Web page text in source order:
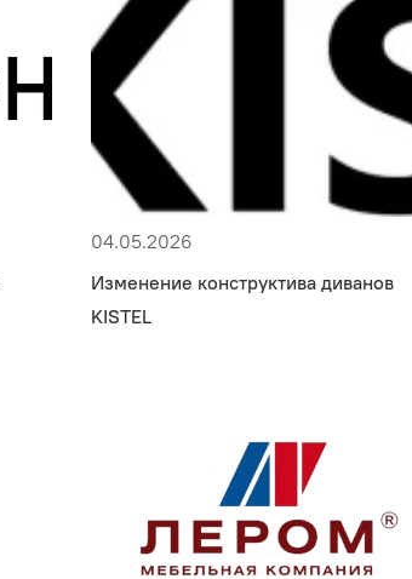
04.05.2026
Изменение конструктива диванов
KISTEL